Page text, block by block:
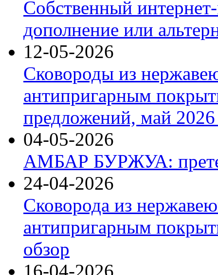
Собственный
дополнение или
12-05-2026
Сковороды из
антипригарным
предложений, май 2026
04-05-2026
АМБАР БУРЖУА:
24-04-2026
Сковорода из
антипригарным
обзор